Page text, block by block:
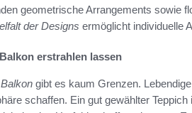
geometrische Arrangements sowie
der Designs ermöglicht individuelle
erstrahlen lassen
gibt es kaum Grenzen.
schaffen. Ein gut gewählter